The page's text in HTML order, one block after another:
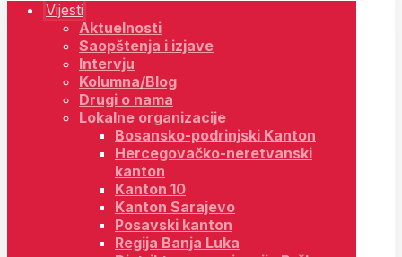
Vijesti
Aktuelnosti
Saopštenja i izjave
Intervju
Kolumna/Blog
Drugi o nama
Lokalne organizacije
Bosansko-podrinjski Kanton
Hercegovačko-neretvanski
kanton
Kanton 10
Kanton Sarajevo
Posavski kanton
Regija Banja Luka